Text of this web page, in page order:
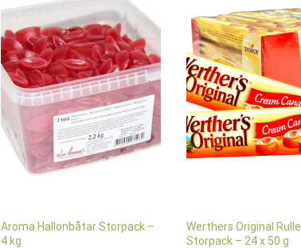
Aroma Hallonbåtar Storpack –
4 kg
Werthers Original Rulle
Storpack – 24 x 50 g